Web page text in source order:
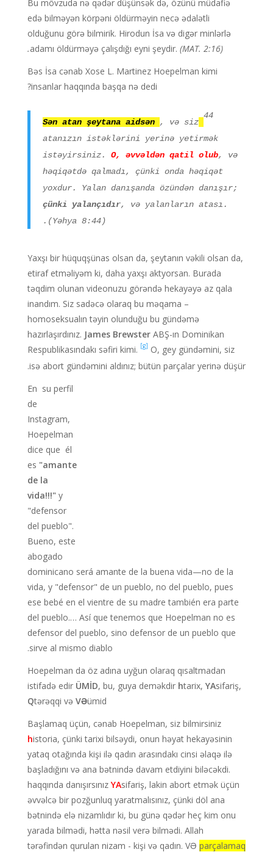
Bu mövzuda nə qədər düşünsək də, özünü müdafiə
edə bilməyən körpəni öldürməyin necə ədalətli
olduğunu görə bilmirik. Hirodun İsa və digər minlərlə
adamı öldürməyə çalışdığı eyni şeydir. (MAT. 2:16).
Bəs İsa cənab Xose L. Martinez Hoepelman kimi
insanlar haqqında başqa nə dedi?
44
Sən atan şeytana aidsən , və siz
atanızın istəklərini yerinə yetirmək
istəyirsiniz. O, əvvəldən qatil olub, və
həqiqətdə qalmadı, çünki onda həqiqət
yoxdur. Yalan danışanda özündən danışır;
çünki yalançıdır, və yalanların atası.
(Yəhya 8:44).
Yaxşı bir hüquqşünas olsan da, şeytanın vəkili olsan da,
etiraf etməliyəm ki, daha yaxşı aktyorsan. Burada
təqdim olunan videonuzu görəndə hekayəyə az qala
inandım. Siz sadəcə olaraq bu məqama –
homoseksualın təyin olunduğu bu gündəmə
hazırlaşırdınız. James BrewsterABŞ-ın Dominikan
Respublikasındakı səfiri kimi.
[g] O, gey gündəmini, siz
isə abort gündəmini aldınız; bütün parçalar yerinə düşür.
En su perfil
de
Instagram,
Hoepelman
dice que él
es "amante
de la
vida!!!" y
"defensor
del pueblo".
Bueno, este
abogado
dominicano será amante de la buena vida—no de la
vida, y "defensor" de un pueblo, no del pueblo, pues
ese bebé en el vientre de su madre también era parte
del pueblo.… Así que tenemos que Hoepelman no es
defensor del pueblo, sino defensor de un pueblo que
sirve al mismo diablo.
Hoepelman da öz adına uyğun olaraq qısaltmadan
istifadə edirÜMİD, bu, guya deməkdir htarix, YAsifariş,
Qtərəqqi və VƏümid
Başlamaq üçün, cənab Hoepelman, siz bilmirsiniz
historia, çünki tarixi bilsəydi, onun həyat hekayəsinin
yataq otağında kişi ilə qadın arasındakı cinsi əlaqə ilə
başladığını və ana bətnində davam etdiyini biləcəkdi.
haqqında danışırsınızYAsifariş, lakin abort etmək üçün
əvvəlcə bir pozğunluq yaratmalısınız, çünki döl ana
bətnində elə nizamlıdır ki, bu günə qədər heç kim onu
yarada bilmədi, hətta nəsil verə bilmədi. Allah
tərəfindən qurulan nizam - kişi və qadın. VƏ parçalamaq